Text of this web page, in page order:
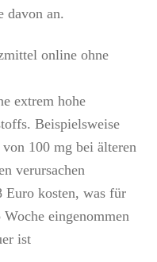
davon an.
online ohne
extrem hohe
Beispielsweise
100 mg bei älteren
verursachen
Euro kosten, was für
eingenommen
ist